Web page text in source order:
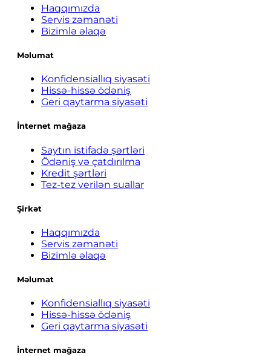
Haqqımızda
Servis zəmanəti
Bizimlə əlaqə
Məlumat
Konfidensiallıq siyasəti
Hissə-hissə ödəniş
Geri qaytarma siyasəti
İnternet mağaza
Saytın istifadə şərtləri
Ödəniş və çatdırılma
Kredit şərtləri
Tez-tez verilən suallar
Şirkət
Haqqımızda
Servis zəmanəti
Bizimlə əlaqə
Məlumat
Konfidensiallıq siyasəti
Hissə-hissə ödəniş
Geri qaytarma siyasəti
İnternet mağaza